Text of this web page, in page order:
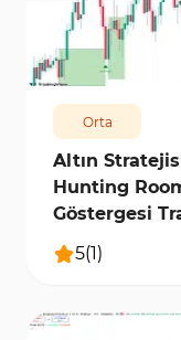
0
Orta
Altın
Hunting
Göstergesi
Ekleme
5(1 )